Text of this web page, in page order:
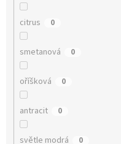
citrus 0
smetanová 0
oříšková 0
antracit 0
světle modrá 0